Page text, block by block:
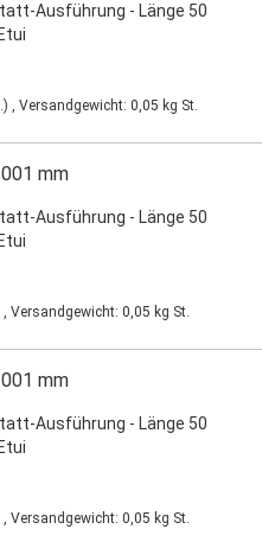
Ausführung - Länge 50
, Versandgewicht: 0,05 kg St.
mm
Ausführung - Länge 50
, Versandgewicht: 0,05 kg St.
mm
Ausführung - Länge 50
, Versandgewicht: 0,05 kg St.